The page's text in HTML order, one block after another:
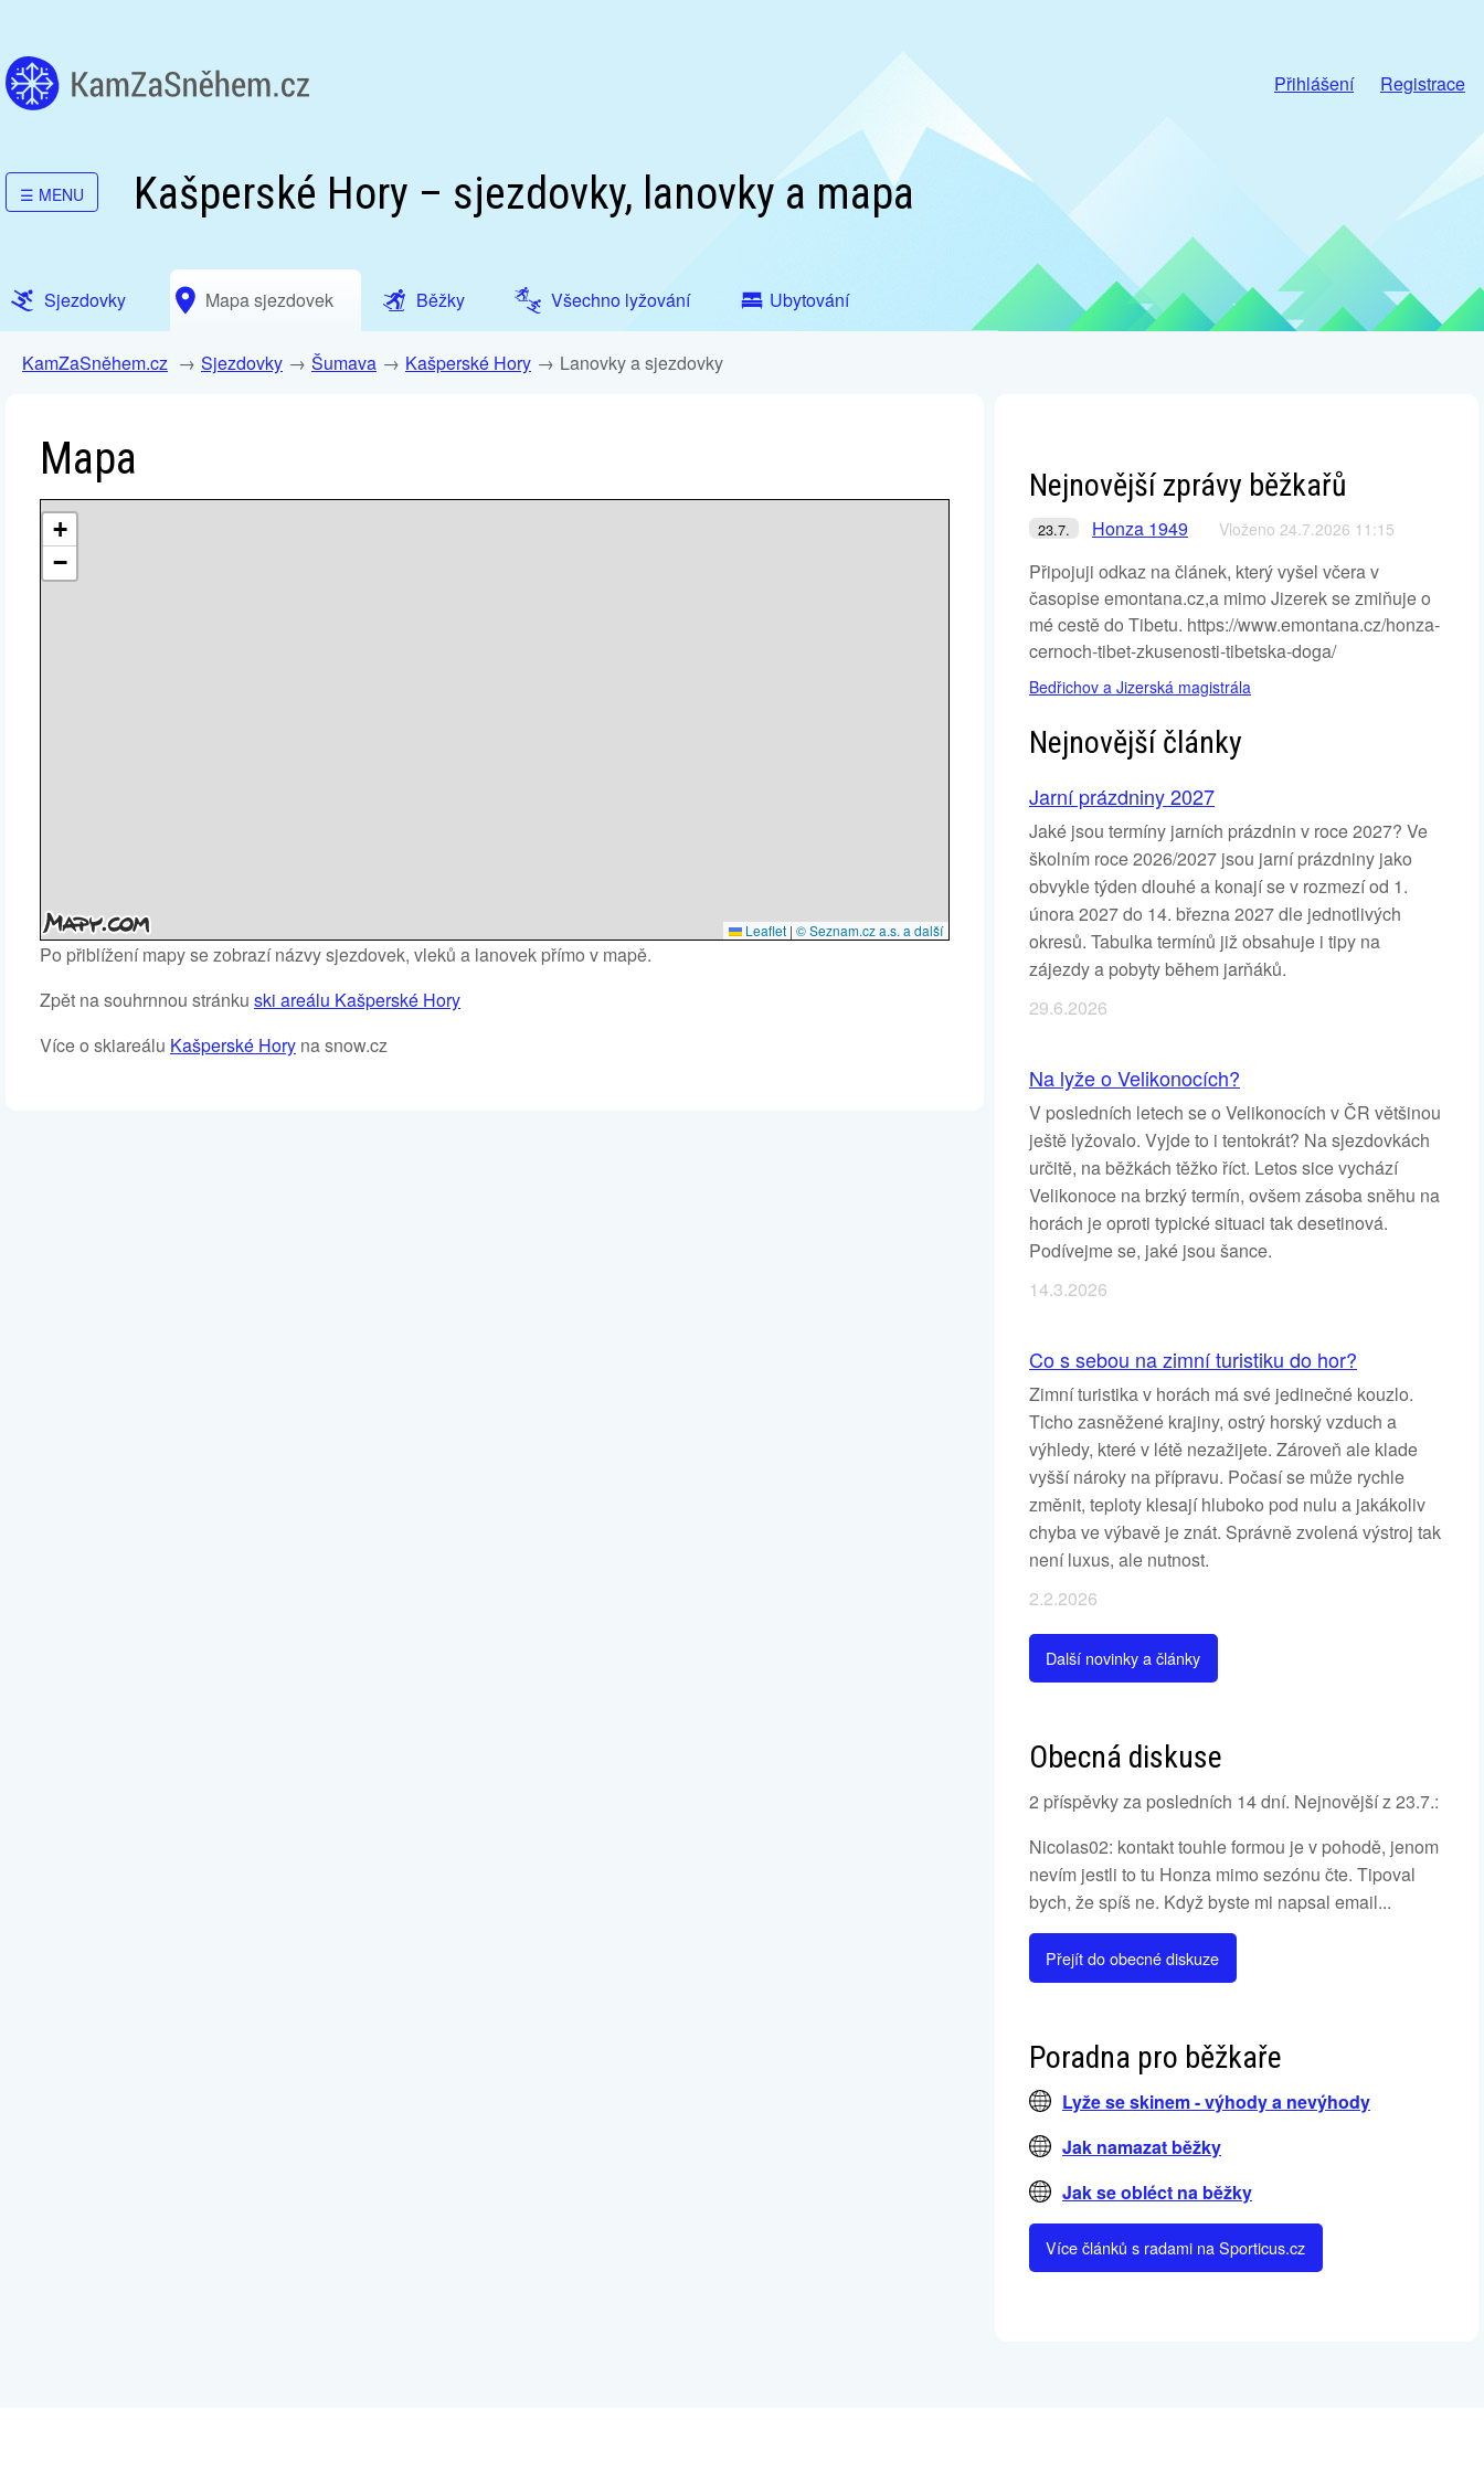
Přihlášení Registrace
☰ MENU Kašperské Hory – sjezdovky, lanovky a mapa
Sjezdovky Mapa sjezdovek Běžky Všechno lyžování Ubytování
KamZaSněhem.cz Sjezdovky Šumava Kašperské Hory Lanovky a sjezdovky
Mapa
+
−
Leaflet | © Seznam.cz a.s. a další
Po přiblížení mapy se zobrazí názvy sjezdovek, vleků a lanovek přímo v mapě.
Zpět na souhrnnou stránku ski areálu Kašperské Hory
Více o skiareálu Kašperské Hory na snow.cz
Nejnovější zprávy běžkařů
23.7. Honza 1949 Vloženo 24.7.2026 11:15
Připojuji odkaz na článek, který vyšel včera v
časopise emontana.cz,a mimo Jizerek se zmiňuje o
mé cestě do Tibetu. https://www.emontana.cz/honza-
cernoch-tibet-zkusenosti-tibetska-doga/
Bedřichov a Jizerská magistrála
Nejnovější články
Jarní prázdniny 2027
Jaké jsou termíny jarních prázdnin v roce 2027? Ve
školním roce 2026/2027 jsou jarní prázdniny jako
obvykle týden dlouhé a konají se v rozmezí od 1.
února 2027 do 14. března 2027 dle jednotlivých
okresů. Tabulka termínů již obsahuje i tipy na
zájezdy a pobyty během jarňáků.
29.6.2026
Na lyže o Velikonocích?
V posledních letech se o Velikonocích v ČR většinou
ještě lyžovalo. Vyjde to i tentokrát? Na sjezdovkách
určitě, na běžkách těžko říct. Letos sice vychází
Velikonoce na brzký termín, ovšem zásoba sněhu na
horách je oproti typické situaci tak desetinová.
Podívejme se, jaké jsou šance.
14.3.2026
Co s sebou na zimní turistiku do hor?
Zimní turistika v horách má své jedinečné kouzlo.
Ticho zasněžené krajiny, ostrý horský vzduch a
výhledy, které v létě nezažijete. Zároveň ale klade
vyšší nároky na přípravu. Počasí se může rychle
změnit, teploty klesají hluboko pod nulu a jakákoliv
chyba ve výbavě je znát. Správně zvolená výstroj tak
není luxus, ale nutnost.
2.2.2026
Další novinky a články
Obecná diskuse
2 příspěvky za posledních 14 dní. Nejnovější z 23.7.:
Nicolas02: kontakt touhle formou je v pohodě, jenom
nevím jestli to tu Honza mimo sezónu čte. Tipoval
bych, že spíš ne. Když byste mi napsal email...
Přejít do obecné diskuze
Poradna pro běžkaře
Lyže se skinem - výhody a nevýhody
Jak namazat běžky
Jak se obléct na běžky
Více článků s radami na Sporticus.cz